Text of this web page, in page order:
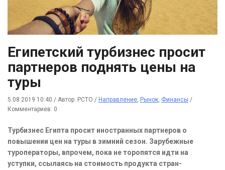
Египетский турбизнес просит
партнеров поднять цены на
туры
5.08.2019 10:40 / Автор: РСТО / Направление, Рынок, Финансы /
Комментариев: 0
Турбизнес Египта просит иностранных партнеров о
повышении цен на туры в зимний сезон. Зарубежные
туроператоры, впрочем, пока не торопятся идти на
уступки, ссылаясь на стоимость продукта стран-